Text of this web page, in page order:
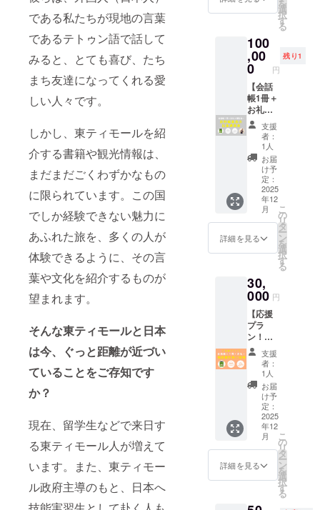
である私たちが現地の言葉
であるテトゥン語で話して
みると、とても喜び、たち
まち友達になってくれる愛
しい人々です。
しかし、東ティモールを紹
介する書籍や観光情報は、
まだまだごくわずかなもの
に限られています。この国
でしか経験できない魅力に
あふれた旅を、多くの人が
体験できるように、その言
葉や文化を紹介するものが
望まれます。
そんな東ティモールと日本
は今、ぐっと距離が近づい
ていることをご存知です
か？
現在、留学生などで来日す
る東ティモール人が増えて
います。また、東ティモー
ル政府主導のもと、日本へ
くださ
い。
イメー
ジで
際にお
送りす
るもの
とは異
なる可
能性が
ありま
す。 ※
必ず、
【備考
欄】
に、
【会話
帳に掲
載する
お名前
（15文
字以
内）】
をご記
さい。
※掲載す
るお名
前は1文
字あた
り3mm
四方を
想定し
ていま
すが、
支援人
数で変
動する
ことを
ご了承
くださ
い。
ます。
景は制
作活動
報告
メール
でお届
けする
予定で
す。
性があ
完成報
告会の
開催は
2025年
12月
頃、
ZOOM
の使用
を予定
してい
ます。
日程な
ど詳細
はメー
ルでお
知らせ
ます。
※寄贈風
報告
メール
でお届
けする
予定で
す。
冊を寄
り9冊を
お送り
しま
す。
例2）備
考欄に
「9」と
記入→9
冊を寄
贈し
て、残
り1冊を
お送り
しま
す。 ※
画像に
話帳は
サンプ
成品は
デザイ
ンが変
更とな
る可能
性があ
りま
す。 ※
完成報
告会の
開催は
2025年
12月
頃、
ZOOM
を予定
してい
ご了承
くださ
い。
※20冊か
ら寄贈
分を除
いた冊
数をご
記入い
ただい
た住所
にお送
りしま
す。
例1）備
考欄に
「1」と
記入→1
り19冊
をお送
りしま
す。
例2）備
考欄に
「19」
と記入
→19冊
を寄贈
して、
残り1冊
をお送
りしま
す。 ※
ある会
話帳は
お名前
（15文
字以
内）】
をご記
入くだ
さい。
※掲載す
るお名
前は1文
字あた
り3mm
四方を
想定し
ていま
すが、
支援人
数で変
くださ
い。
※30冊か
ら寄贈
分を除
いた冊
数をご
記入い
ただい
た住所
にお送
りしま
す。
例1）備
考欄に
「1」と
記入→1
感謝の
気持ち
をつ
づった
オリジ
ナルポ
スト
カード
※必ず、
【備考
欄】
に、
【寄贈
する冊
数（1～
冊）】
と、
お名前
（15文
字以
内）】
をご記
入くだ
さい。
※掲載す
るお名
前は1文
字あた
り3mm
四方を
想定し
ていま
すが、
支援人
ティ
モー
ル』100
冊（1～
99冊寄
贈） ・
完成報
告会
（オン
ライ
ン） ・
会話帳
を受け
取った
東ティ
モール
の方か
ら感謝
感謝の
気持ち
をつ
づった
オリジ
ナルポ
スト
カード
※必ず、
【備考
欄】
に、
【寄贈
する冊
数（1～
99
冊）】
と、完
成報告
旅の指
さし会
話帳の
創刊編
集長に
よる
「会話
帳の作
り方講
座」に
ご招待
しま
す。 ・
お礼メ
ニュー
（感謝
のメー
ル、制
作活動
報告
ル、会
話帳に
お名前
掲載）
・『旅
の指さ
し会話
帳 東
ティ
モー
ル』1冊
・完成
報告会
（オン
ライ
ン） ・
イベン
を
選
択
す
る
100
,00
0 円
残り1
【会話
帳1冊＋
お礼＋
報告会
＋創刊
編集長
講演
会】 お
礼のメ
ニュー
に加え
て、会
話帳1冊
の提供
と、完
成報告
招待。
また、
旅の指
さし会
話帳の
創刊編
集長に
よる
「出張
講演
会」を
行いま
す。 ・
お礼メ
ニュー
（感謝
のメー
支援
者：
1人
お届
け予
定：
2025
年12
月
詳細を見る
こ
の
リ
タ
ー
ン
を
選
択
す
る
30,
000 円
【応援
プラ
ン！会
話帳1冊
＋お礼
＋報告
会】 お
礼のメ
ニュー
に加え
て、会
話帳1冊
の提供
と、完
成報告
会にご
支援
者：
1人
お届
け予
定：
2025
年12
月
詳細を見る
こ
の
リ
タ
ー
ン
を
選
択
す
る